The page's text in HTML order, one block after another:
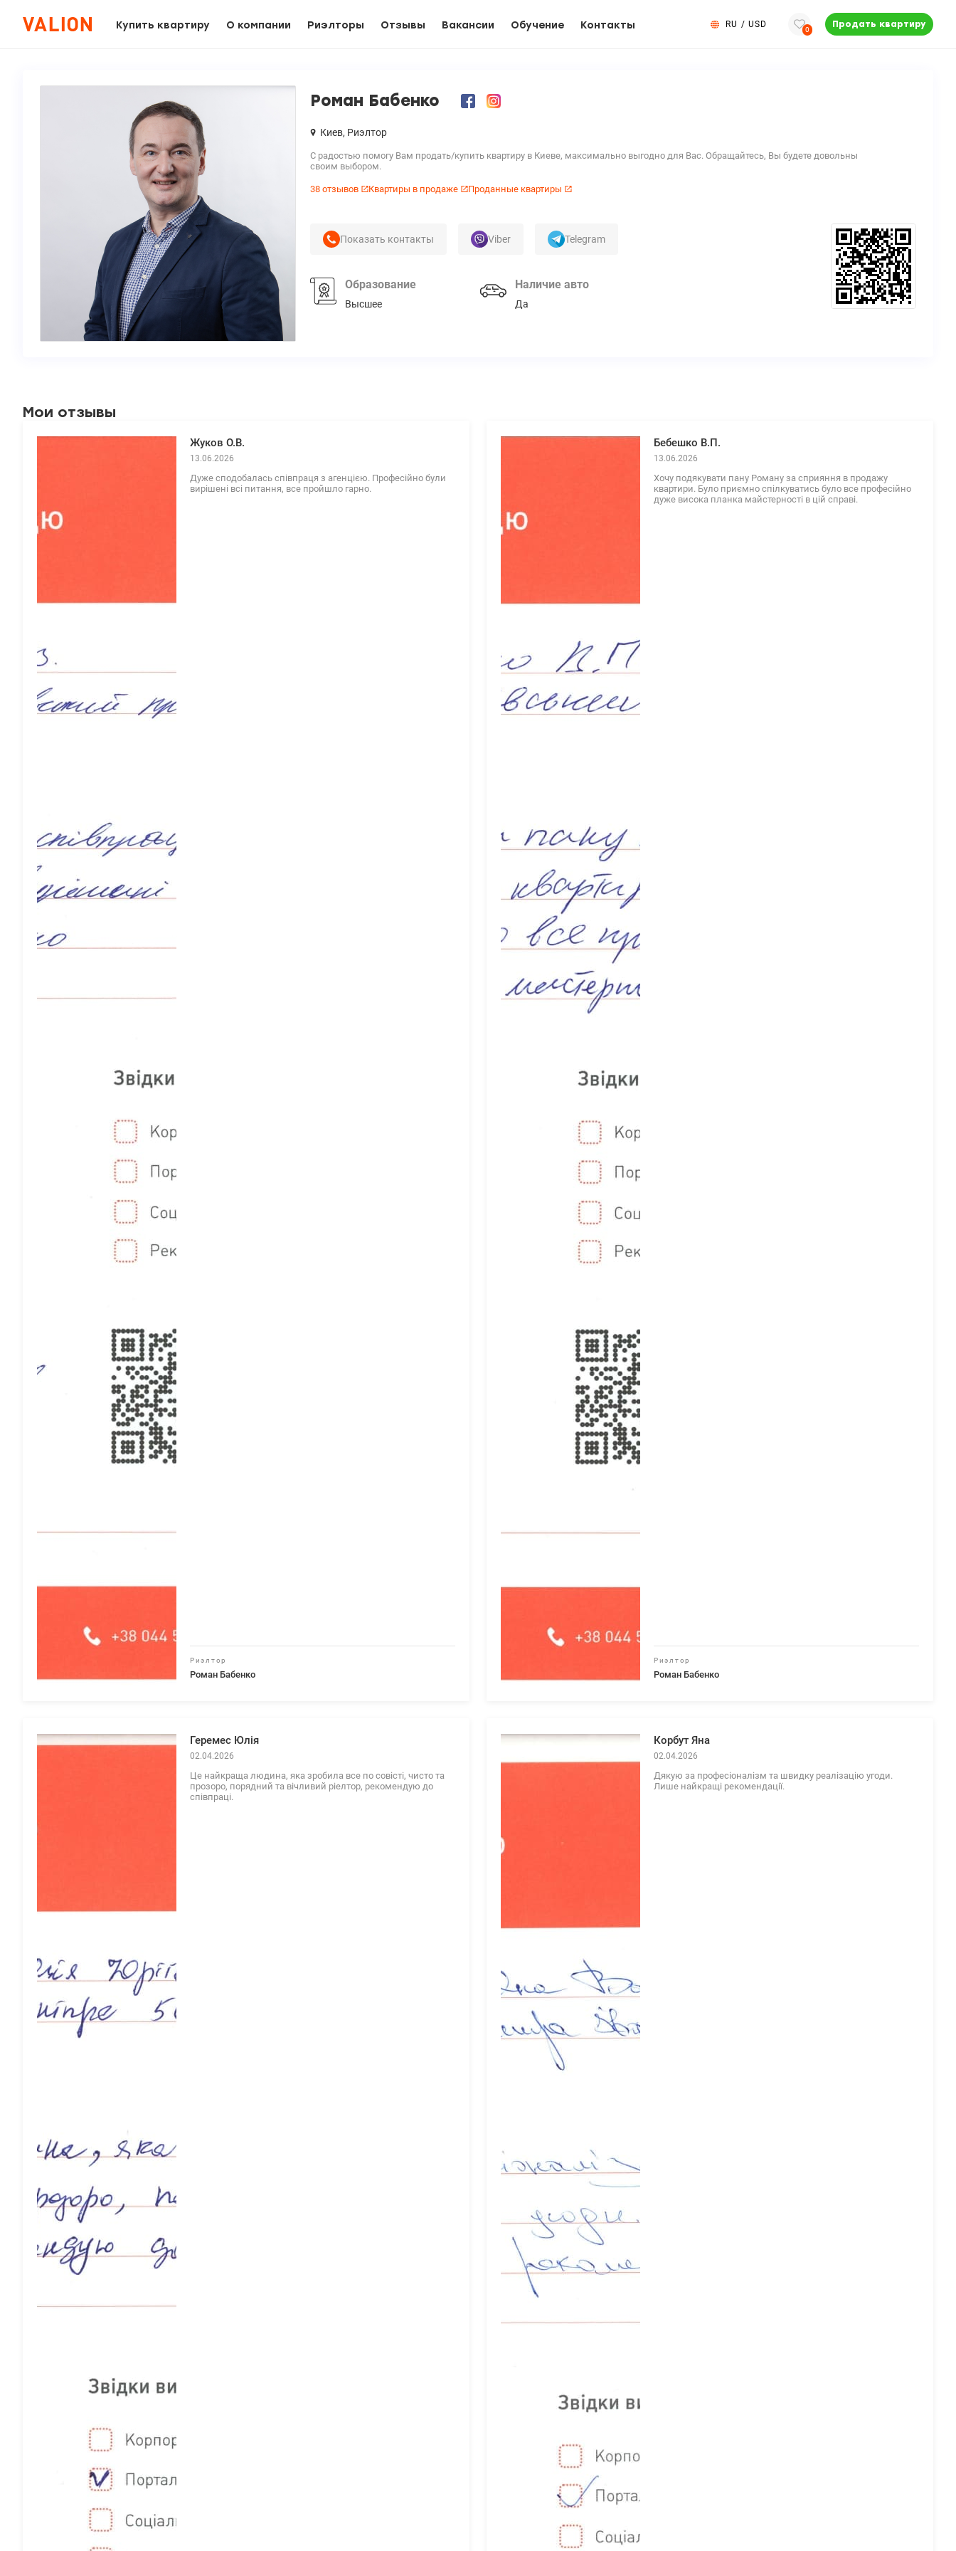
Купить квартиру О компании Риэлторы Отзывы Вакансии Обучение Контакты RU / USD
0
Продать квартиру
Роман Бабенко
Киев, Риэлтор
С радостью помогу Вам продать/купить квартиру в Киеве, максимально выгодно для Вас. Обращайтесь, Вы будете довольны
своим выбором.
38 отзывов Квартиры в продаже Проданные квартиры
Показать контакты Viber Telegram
Образование
Высшее
Наличие авто
Да
Мои отзывы
Жуков О.В.
13.06.2026
Дуже сподобалась співпраця з агенцією. Професійно були
вирішені всі питання, все пройшло гарно.
Риэлтор
Роман Бабенко
Бебешко В.П.
13.06.2026
Хочу подякувати пану Роману за сприяння в продажу
квартири. Було приємно спілкуватись було все професійно
дуже висока планка майстерності в цій справі.
Риэлтор
Роман Бабенко
Геремес Юлія
02.04.2026
Це найкраща людина, яка зробила все по совісті, чисто та
прозоро, порядний та вічливий ріелтор, рекомендую до
співпраці.
Корбут Яна
02.04.2026
Дякую за професіоналізм та швидку реалізацію угоди.
Лише найкращі рекомендації.